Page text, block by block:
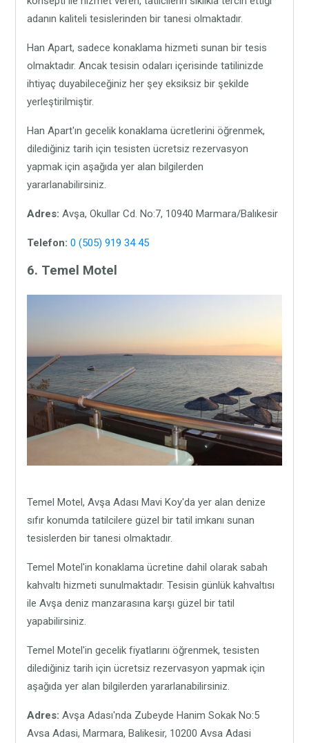
adanın kaliteli tesislerinden bir tanesi olmaktadır.
Han Apart, sadece konaklama hizmeti sunan bir tesis
olmaktadır. Ancak tesisin odaları içerisinde tatilinizde
ihtiyaç duyabileceğiniz her şey eksiksiz bir şekilde
yerleştirilmiştir.
Han Apart'ın gecelik konaklama ücretlerini öğrenmek,
dilediğiniz tarih için tesisten ücretsiz rezervasyon
yapmak için aşağıda yer alan bilgilerden
yararlanabilirsiniz.
Adres:Avşa, Okullar Cd. No:7, 10940 Marmara/Balıkesir
Telefon:0 (505) 919 34 45
6. Temel Motel
Temel Motel, Avşa Adası Mavi Koy'da yer alan denize
sıfır konumda tatilcilere güzel bir tatil imkanı sunan
tesislerden bir tanesi olmaktadır.
Temel Motel'in konaklama ücretine dahil olarak sabah
kahvaltı hizmeti sunulmaktadır. Tesisin günlük kahvaltısı
ile Avşa deniz manzarasına karşı güzel bir tatil
yapabilirsiniz.
Temel Motel'in gecelik fiyatlarını öğrenmek, tesisten
dilediğiniz tarih için ücretsiz rezervasyon yapmak için
aşağıda yer alan bilgilerden yararlanabilirsiniz.
Adres:Avşa Adası'nda Zubeyde Hanim Sokak No:5
Avsa Adasi, Marmara, Balikesir, 10200 Avsa Adasi